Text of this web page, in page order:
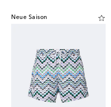
Neue Saison